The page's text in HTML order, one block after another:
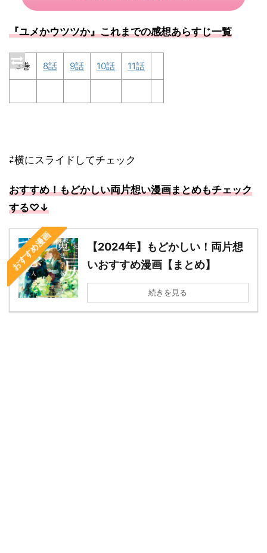
『ユメかウツツか』これまでの感想あらすじ一覧
3巻 8話 9話 10話 11話
⇄横にスライドしてチェック
おすすめ！もどかしい両片想い漫画まとめもチェック
する♡↓
おすすめ漫画
【2024年】もどかしい！両片想
いおすすめ漫画【まとめ】
続きを見る